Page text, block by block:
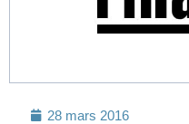
28 mars 2016